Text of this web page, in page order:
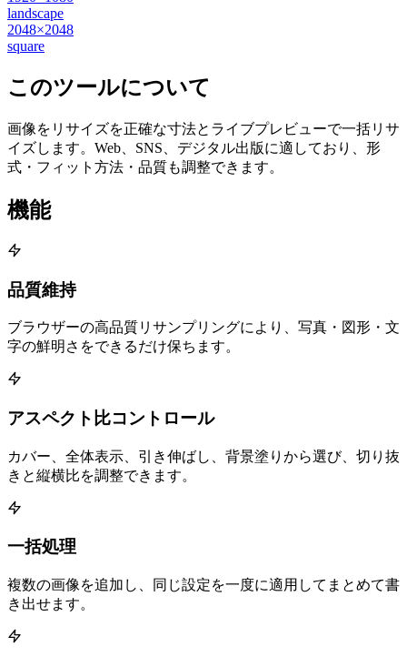
landscape
2048×2048
square
このツールについて
画像をリサイズを正確な寸法とライブプレビューで一括リサ
イズします。Web、SNS、デジタル出版に適しており、形
式・フィット方法・品質も調整できます。
機能
品質維持
ブラウザーの高品質リサンプリングにより、写真・図形・文
字の鮮明さをできるだけ保ちます。
アスペクト比コントロール
カバー、全体表示、引き伸ばし、背景塗りから選び、切り抜
きと縦横比を調整できます。
一括処理
複数の画像を追加し、同じ設定を一度に適用してまとめて書
き出せます。